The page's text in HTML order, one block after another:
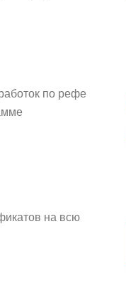
по рефе
на всю